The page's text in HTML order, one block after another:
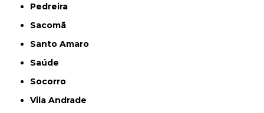
Pedreira
Sacomã
Santo Amaro
Saúde
Socorro
Vila Andrade